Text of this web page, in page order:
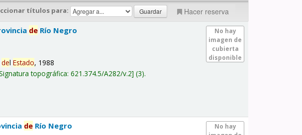
títulos para: Hacer reserva
No hay
imagen de
cubierta
disponible
de Río Negro
delEstado, 1988
topográfica:621.374.5/A282/v.2 (3).
No hay
de Río Negro